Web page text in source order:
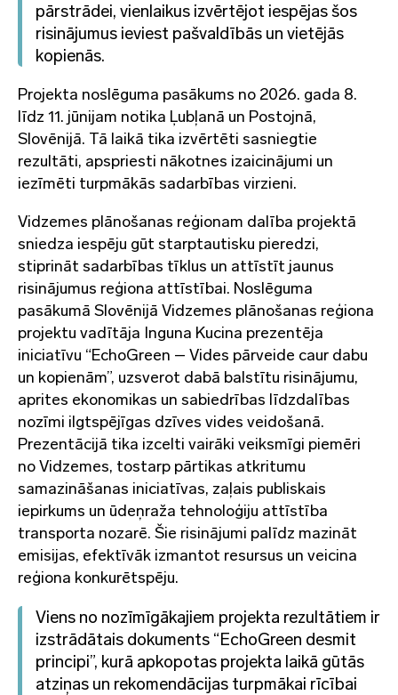
pārstrādei, vienlaikus izvērtējot iespējas šos
risinājumus ieviest pašvaldībās un vietējās
kopienās.
Projekta noslēguma pasākums no 2026. gada 8.
līdz 11. jūnijam notika Ļubļanā un Postojnā,
Slovēnijā. Tā laikā tika izvērtēti sasniegtie
rezultāti, apspriesti nākotnes izaicinājumi un
iezīmēti turpmākās sadarbības virzieni.
Vidzemes plānošanas reģionam dalība projektā
sniedza iespēju gūt starptautisku pieredzi,
stiprināt sadarbības tīklus un attīstīt jaunus
risinājumus reģiona attīstībai. Noslēguma
pasākumā Slovēnijā Vidzemes plānošanas reģiona
projektu vadītāja Inguna Kucina prezentēja
iniciatīvu “EchoGreen – Vides pārveide caur dabu
un kopienām”, uzsverot dabā balstītu risinājumu,
aprites ekonomikas un sabiedrības līdzdalības
nozīmi ilgtspējīgas dzīves vides veidošanā.
Prezentācijā tika izcelti vairāki veiksmīgi piemēri
no Vidzemes, tostarp pārtikas atkritumu
samazināšanas iniciatīvas, zaļais publiskais
iepirkums un ūdeņraža tehnoloģiju attīstība
transporta nozarē. Šie risinājumi palīdz mazināt
emisijas, efektīvāk izmantot resursus un veicina
reģiona konkurētspēju.
Viens no nozīmīgākajiem projekta rezultātiem ir
izstrādātais dokuments “EchoGreen desmit
principi”, kurā apkopotas projekta laikā gūtās
atziņas un rekomendācijas turpmākai rīcībai